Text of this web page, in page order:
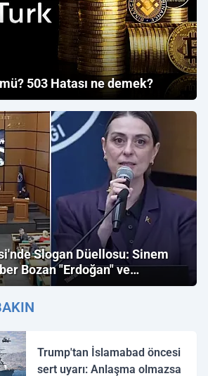
503 Hatası ne demek?
Slogan Düellosu: Sinem
Bozan "Erdoğan" ve
Trump'tan İslamabad öncesi
sert uyarı: Anlaşma olmazsa